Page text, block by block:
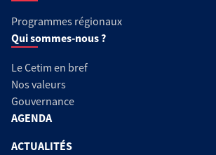
Programmes régionaux
Qui sommes-nous ?
Le Cetim en bref
Nos valeurs
Gouvernance
AGENDA
ACTUALITÉS